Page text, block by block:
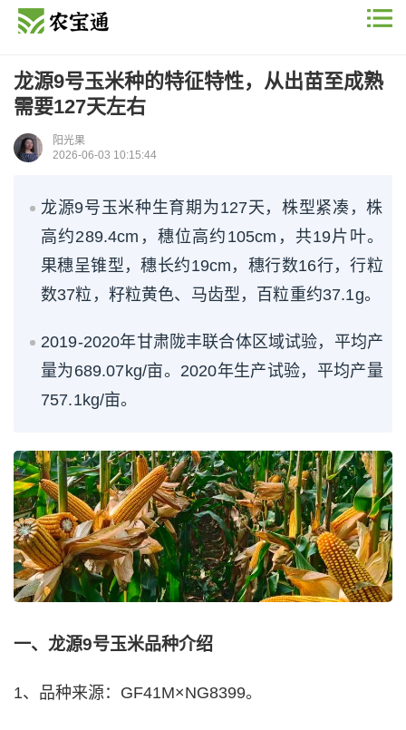
龙源9号玉米种的特征特性，从出苗至成熟
需要127天左右
阳光果
2026-06-03 10:15:44
龙源9号玉米种生育期为127天，株型紧凑，株
高约289.4cm，穗位高约105cm，共19片叶。
果穗呈锥型，穗长约19cm，穗行数16行，行粒
数37粒，籽粒黄色、马齿型，百粒重约37.1g。
2019-2020年甘肃陇丰联合体区域试验，平均产
量为689.07kg/亩。2020年生产试验，平均产量
757.1kg/亩。
一、龙源9号玉米品种介绍
1、品种来源：GF41M×NG8399。